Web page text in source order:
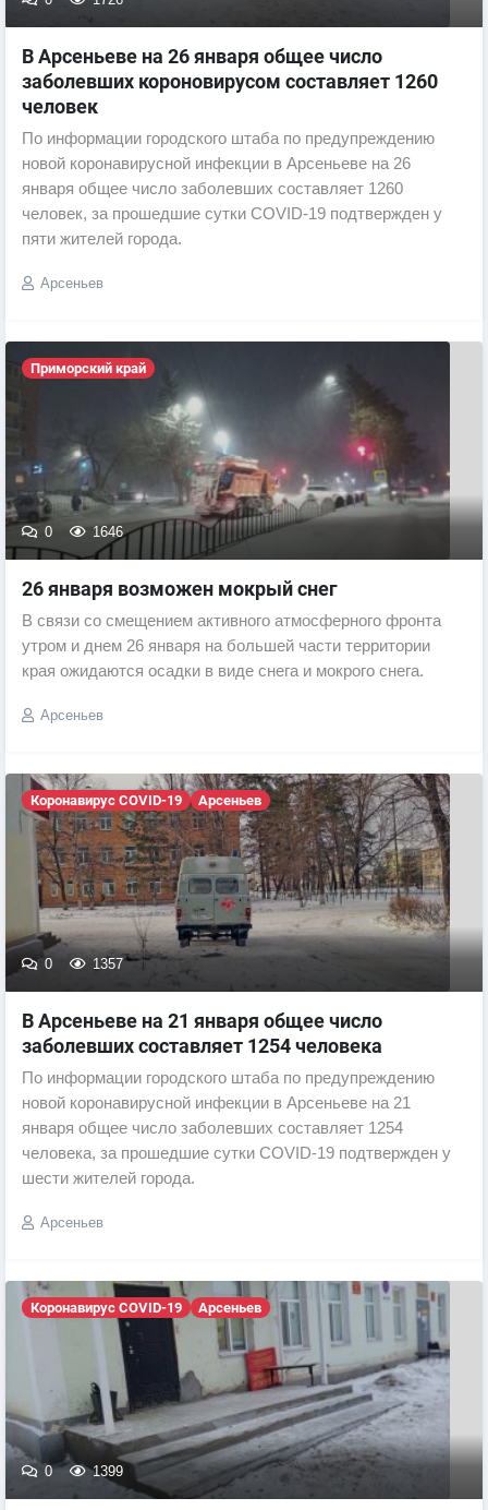
В Арсеньеве на 26 января общее число
заболевших короновирусом составляет 1260
человек
По информации городского штаба по предупреждению
новой коронавирусной инфекции в Арсеньеве на 26
января общее число заболевших составляет 1260
человек, за прошедшие сутки COVID-19 подтвержден у
пяти жителей города.
Арсеньев
Приморский край
0 1646
26 января возможен мокрый снег
В связи со смещением активного атмосферного фронта
утром и днем 26 января на большей части территории
края ожидаются осадки в виде снега и мокрого снега.
Арсеньев
Коронавирус COVID-19 Арсеньев
0 1357
В Арсеньеве на 21 января общее число
заболевших составляет 1254 человека
По информации городского штаба по предупреждению
новой коронавирусной инфекции в Арсеньеве на 21
января общее число заболевших составляет 1254
человека, за прошедшие сутки COVID-19 подтвержден у
шести жителей города.
Арсеньев
Коронавирус COVID-19 Арсеньев
0 1399